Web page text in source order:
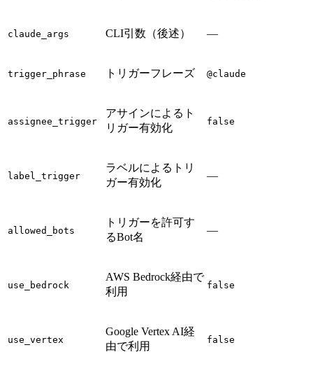
claude_args CLI引数（後述） —
trigger_phrase トリガーフレーズ @claude
assignee_trigger
アサインによるト
リガー有効化
false
label_trigger
ラベルによるトリ
ガー有効化
—
allowed_bots
トリガーを許可す
るBot名
—
use_bedrock
AWS Bedrock経由で
利用
false
use_vertex
Google Vertex AI経
由で利用
false